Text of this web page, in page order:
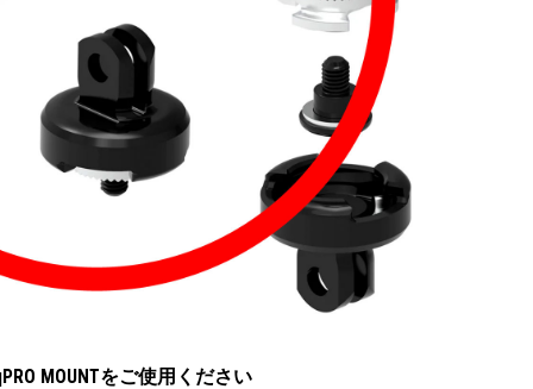
MOUNTをご使用ください